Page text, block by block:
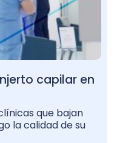
capilar en
que bajan
la calidad de su